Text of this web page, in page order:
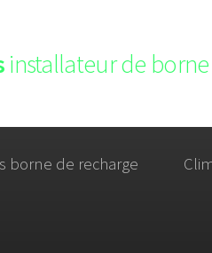
installateur de
borne de recharge